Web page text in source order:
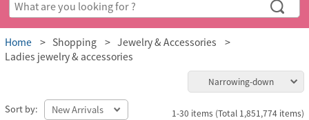
Home Shopping
Jewelry & Accessories
Ladies jewelry & accessories
Narrowing-down
Sort by: 1-30 items (Total 1,851,774 items)